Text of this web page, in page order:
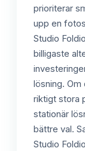
prioriterar
upp en
Studio
billigaste
lösning.
riktigt stora
stationär
bättre val.
Studio